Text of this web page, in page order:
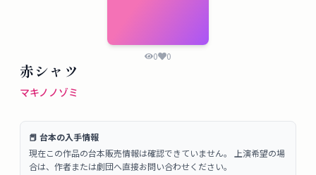
デ
タ
ベ
ー
0 0
赤シャツ
マキノノゾミ
📕 台本の入手情報
現在この作品の台本販売情報は確認できていません。 上演希望の場
合は、作者または劇団へ直接お問い合わせください。